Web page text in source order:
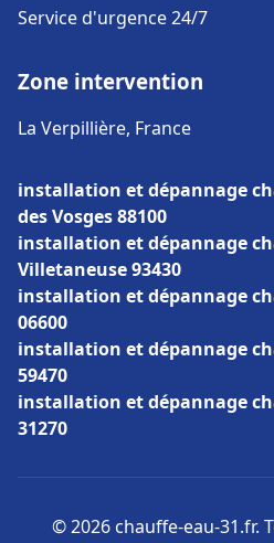
Service d'urgence 24/7
Zone intervention
La Verpillière, France
installation et dépannage
des Vosges 88100
installation et dépannage
Villetaneuse 93430
installation et dépannage
06600
installation et dépannage
59470
installation et dépannage
31270
© 2026 chauffe-eau-31.fr.